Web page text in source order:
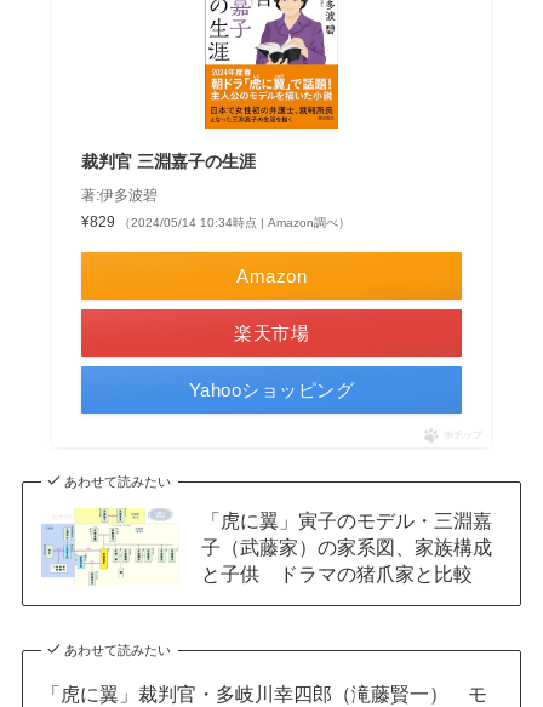
裁判官 三淵嘉子の生涯
著:伊多波碧
¥829
（2024/05/14 10:34時点 | Amazon調べ）
Amazon
楽天市場
Yahooショッピング
ポチップ
あわせて読みたい
「虎に翼」寅子のモデル・三淵嘉
子（武藤家）の家系図、家族構成
と子供 ドラマの猪爪家と比較
あわせて読みたい
「虎に翼」裁判官・多岐川幸四郎（滝藤賢一） モ